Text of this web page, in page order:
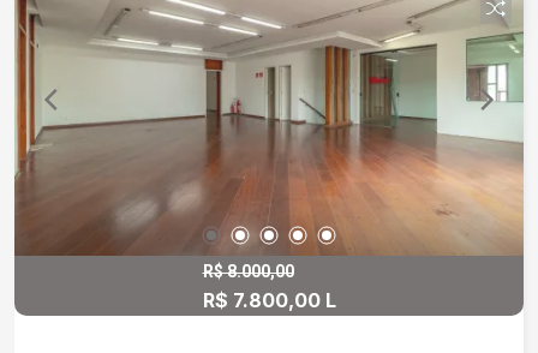
para 5 carros; No piso superior: um depósito
menor, área de serviço, sala de descanso, 1
banheiro e 1 quarto de despejo. Em ótima
localização, situado na zona Sul, com fácil
acesso a Rodovia Raposo Tavares e às
principais avenidas da região.
R$ 8.000,00
R$ 7.800,00 L